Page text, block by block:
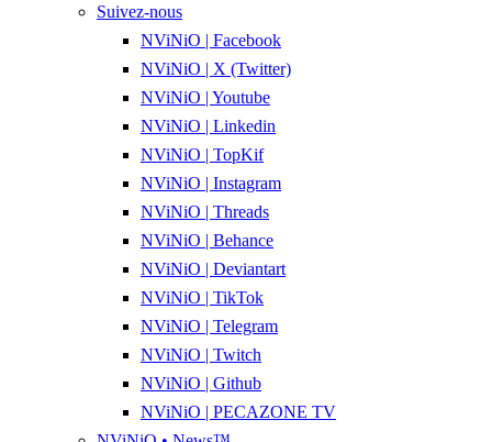
Suivez-nous
NViNiO | Facebook
NViNiO | X (Twitter)
NViNiO | Youtube
NViNiO | Linkedin
NViNiO | TopKif
NViNiO | Instagram
NViNiO | Threads
NViNiO | Behance
NViNiO | Deviantart
NViNiO | TikTok
NViNiO | Telegram
NViNiO | Twitch
NViNiO | Github
NViNiO | PECAZONE TV